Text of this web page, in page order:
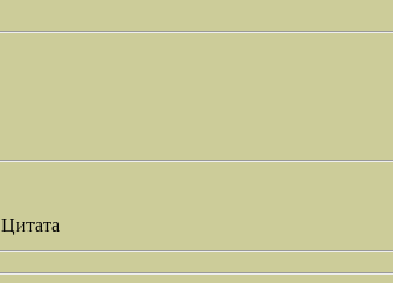
Цитата